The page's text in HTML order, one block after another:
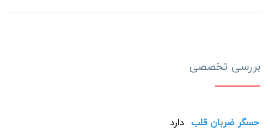
بررسی تخصصی
حسگر ضربان قلب دارد